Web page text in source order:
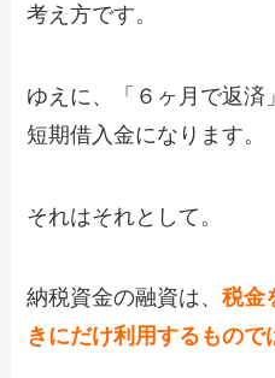
考え方です。
ゆえに、「６ヶ月で返済
短期借入金になります。
それはそれとして。
納税資金の融資は、税金
きにだけ利用するもので